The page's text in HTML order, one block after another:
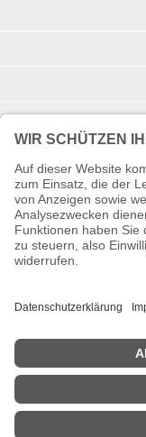
Info
Informationen
© Copyright 2026